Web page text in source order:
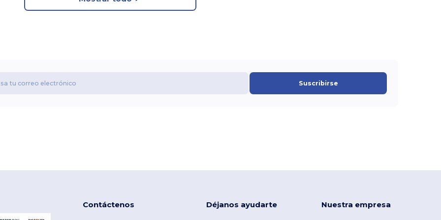
Suscribirse
Contáctenos Déjanos ayudarte Nuestra empresa